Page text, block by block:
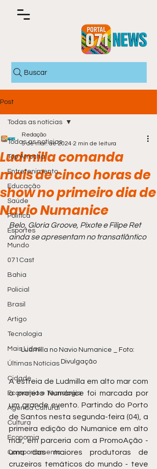
Buscar
Post
Todas as notícias
Top Arrocha
Entretenimento
Educação
Saúde
Política
Esportes
Mundo
071Cast
Bahia
Policial
Brasil
Artigo
Tecnologia
Mais Lidas
Últimas Notícias
Cidade
Economia e Tecnologia
Agenda Cultural
Cultura
Economia
Comportamento
Todas as notícias
Ludmilla comanda
mais de cinco horas de
show no primeiro dia de
Navio Numanice
Redação
5 de mar. de 2024 2 min de leitura
Belo, Gloria Groove, Pixote e Filipe Ret
ainda se apresentam no transatlântico
Ludmilla no Navio Numanice _ Foto:
Divulgação
A estreia de Ludmilla em alto mar com
o projeto Numanice foi marcada por
um grande evento. Partindo do Porto
de Santos nesta segunda-feira (04), a
primeira edição do Numanice em alto
mar, em parceria com a PromoAção -
uma das maiores produtoras de
cruzeiros temáticos do mundo - teve